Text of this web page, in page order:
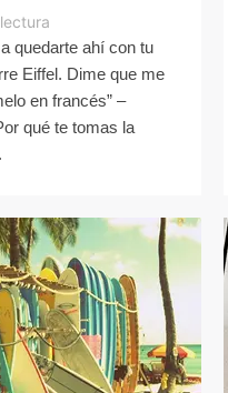
quedarte ahí con tu
Eiffel. Dime que me
en francés” –
qué te tomas la